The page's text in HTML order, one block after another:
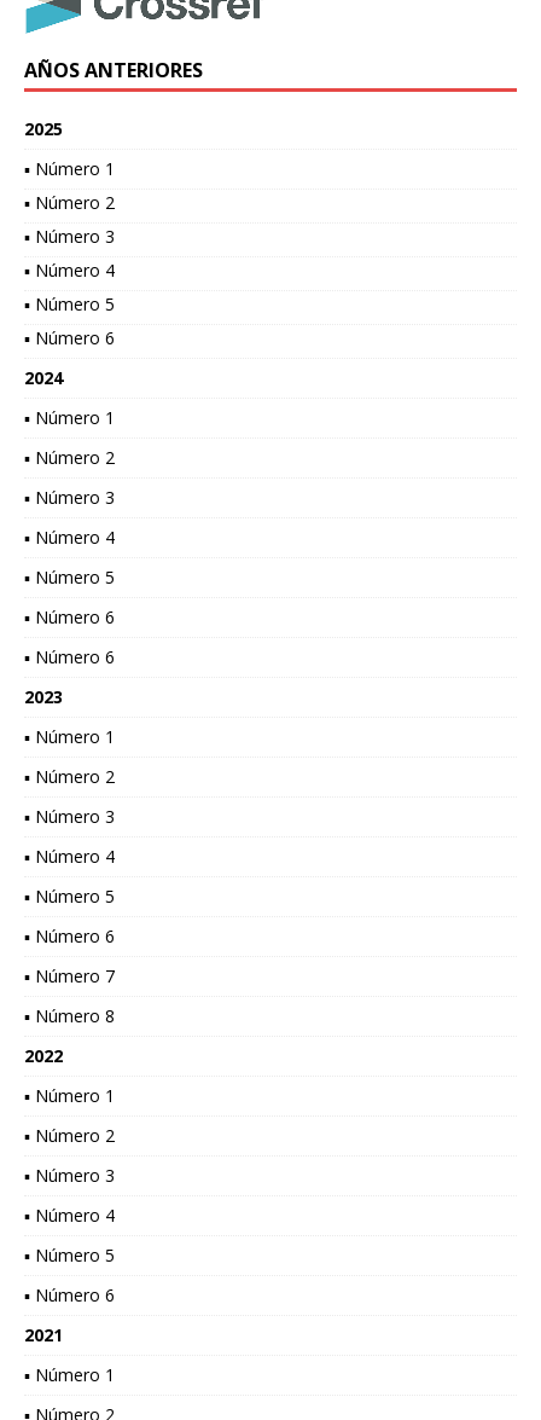
AÑOS ANTERIORES
2025
▪ Número 1
▪ Número 2
▪ Número 3
▪ Número 4
▪ Número 5
▪ Número 6
2024
▪ Número 1
▪ Número 2
▪ Número 3
▪ Número 4
▪ Número 5
▪ Número 6
▪ Número 6
2023
▪ Número 1
▪ Número 2
▪ Número 3
▪ Número 4
▪ Número 5
▪ Número 6
▪ Número 7
▪ Número 8
2022
▪ Número 1
▪ Número 2
▪ Número 3
▪ Número 4
▪ Número 5
▪ Número 6
2021
▪ Número 1
▪ Número 2